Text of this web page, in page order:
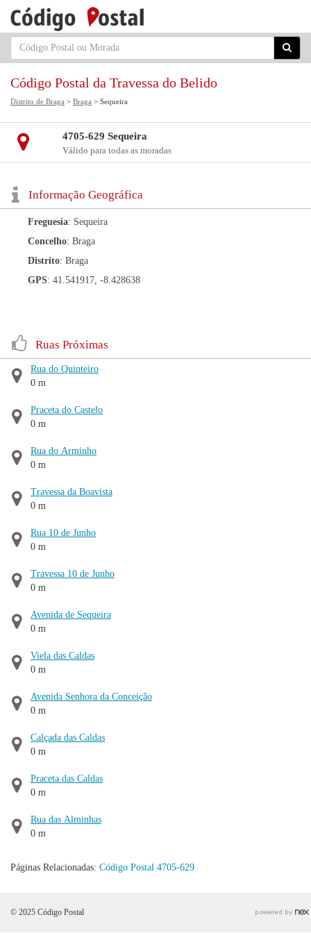
Código Postal da Travessa do Belido
Distrito de Braga > Braga > Sequeira
4705-629 Sequeira
Válido para todas as moradas
Informação Geográfica
Freguesia: Sequeira
Concelho: Braga
Distrito: Braga
GPS: 41.541917, -8.428638
Ruas Próximas
Rua do Quinteiro
0 m
Praceta do Castelo
0 m
Rua do Arminho
0 m
Travessa da Boavista
0 m
Rua 10 de Junho
0 m
Travessa 10 de Junho
0 m
Avenida de Sequeira
0 m
Viela das Caldas
0 m
Avenida Senhora da Conceição
0 m
Calçada das Caldas
0 m
Praceta das Caldas
0 m
Rua das Alminhas
0 m
Páginas Relacionadas: Código Postal 4705-629
© 2025 Código Postal